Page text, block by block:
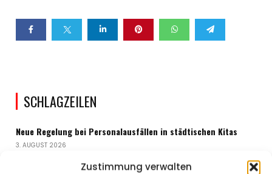
Zustimmung verwalten
SCHLAGZEILEN
Neue Regelung bei Personalausfällen in städtischen Kitas
3. AUGUST 2026
Zwangsgeld für Autoscooter im Parkbad